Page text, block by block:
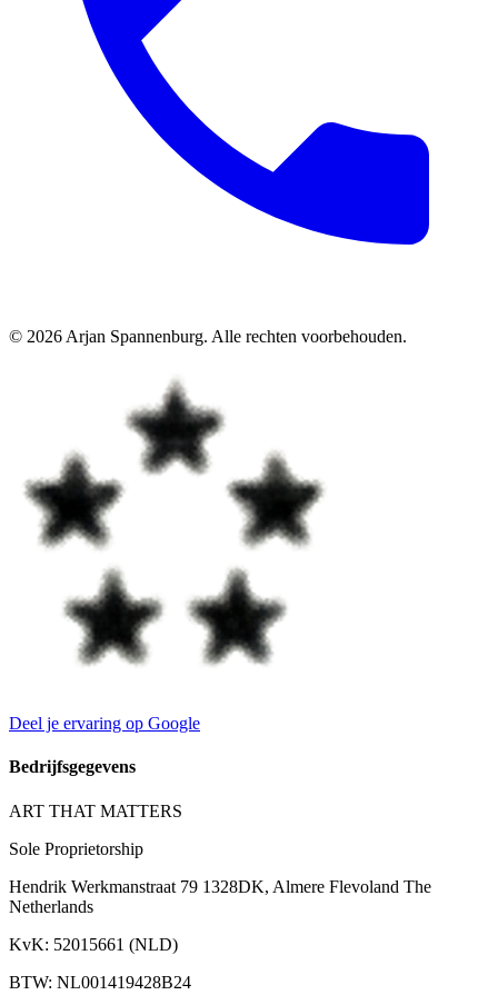
© 2026 Arjan Spannenburg. Alle rechten voorbehouden.
Deel je ervaring op Google
Bedrijfsgegevens
ART THAT MATTERS
Sole Proprietorship
Hendrik Werkmanstraat 79 1328DK, Almere Flevoland The
Netherlands
KvK: 52015661 (NLD)
BTW: NL001419428B24